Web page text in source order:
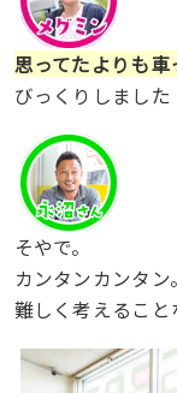
思ってたよりも車
びっくりしました
そやで。
カンタンカンタン。
難しく考えること